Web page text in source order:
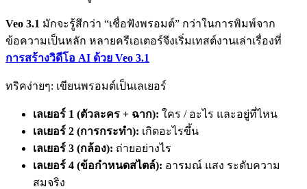
Veo 3.1 มักจะรู้สึกว่า “เชื่อฟังพรอมต์” กว่าในการพิมพ์จาก
ข้อความเป็นหลัก หลายครีเอเตอร์จึงเริ่มเทสต์งานเล่าเรื่องที่
การสร้างวิดีโอ AI ด้วย Veo 3.1
ทริคง่ายๆ: เขียนพรอมต์เป็นเลเยอร์
เลเยอร์ 1 (ตัวละคร + ฉาก): ใคร / อะไร และอยู่ที่ไหน
เลเยอร์ 2 (การกระทำ): เกิดอะไรขึ้น
เลเยอร์ 3 (กล้อง): ถ่ายอย่างไร
เลเยอร์ 4 (ข้อกำหนดสไตล์): อารมณ์ แสง ระดับความ
สมจริง